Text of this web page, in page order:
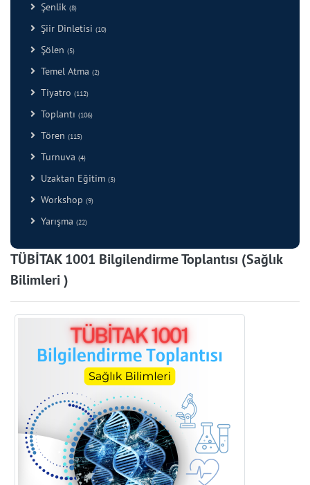
Şenlik (8)
Şiir Dinletisi (10)
Şölen (5)
Temel Atma (2)
Tiyatro (112)
Toplantı (106)
Tören (115)
Turnuva (4)
Uzaktan Eğitim (3)
Workshop (9)
Yarışma (22)
TÜBİTAK 1001 Bilgilendirme Toplantısı (Sağlık
Bilimleri )